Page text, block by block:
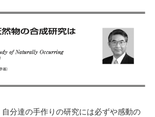
自分達の手作りの研究には必ずや感動の